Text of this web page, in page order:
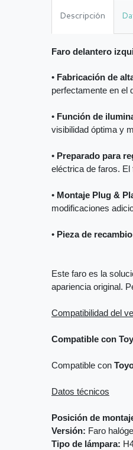
Descripción
Faro delantero
• Fabricación de
perfectamente en el
• Función de
visibilidad óptima y
• Preparado para
eléctrica de faros. El
• Montaje Plug &
modificaciones
• Pieza de
Este faro es la
apariencia original.
Compatibilidad del
Compatible con
Compatible con
Datos técnicos
Posición de
Versión: Faro
Tipo de lámpara: